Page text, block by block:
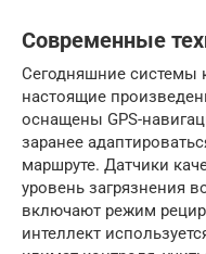
Современные
Сегодняшние системы
настоящие
оснащены GPS-
заранее
маршруте. Датчики
уровень загрязнения
включают режим
интеллект